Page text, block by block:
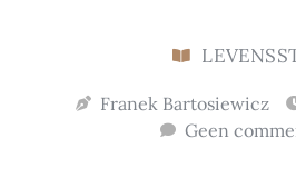
Franek Bartosiewicz
Geen